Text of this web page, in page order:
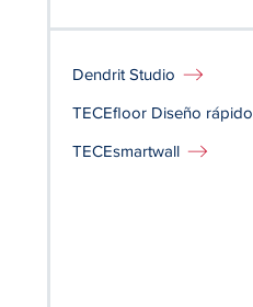
Dendrit Studio
TECEfloor Diseño rápido
TECEsmartwall